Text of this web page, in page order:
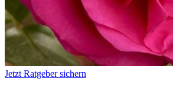
Jetzt Ratgeber sichern